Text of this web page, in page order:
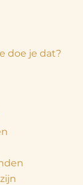
doe je dat?